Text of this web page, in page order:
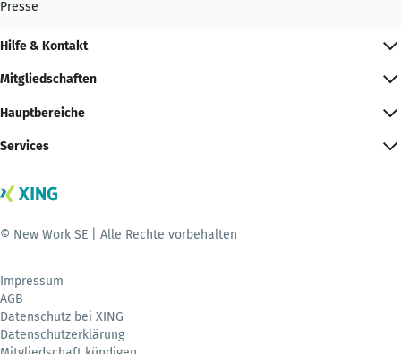
Presse
Hilfe & Kontakt
Mitgliedschaften
Hauptbereiche
Services
© New Work SE | Alle Rechte vorbehalten
Impressum
AGB
Datenschutz bei XING
Datenschutzerklärung